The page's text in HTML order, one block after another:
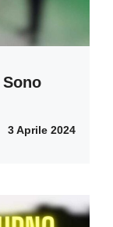
3 Aprile 2024